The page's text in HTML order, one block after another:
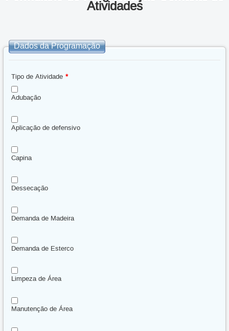
Atividades
Dados da Programação
Tipo de Atividade *
Adubação
Aplicação de defensivo
Capina
Dessecação
Demanda de Madeira
Demanda de Esterco
Limpeza de Área
Manutenção de Área